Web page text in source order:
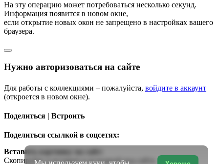
На эту операцию может потребоваться несколько секунд.
Информация появится в новом окне,
если открытие новых окон не запрещено в настройках вашего
браузера.
Нужно авторизоваться на сайте
Для работы с коллекциями – пожалуйста, войдите в аккаунт
(откроется в новом окне).
Поделиться | Встроить
Поделиться ссылкой в соцсетях:
Вставить картинку на сайт:
Скопируйте и вставьте в исходный код сайта